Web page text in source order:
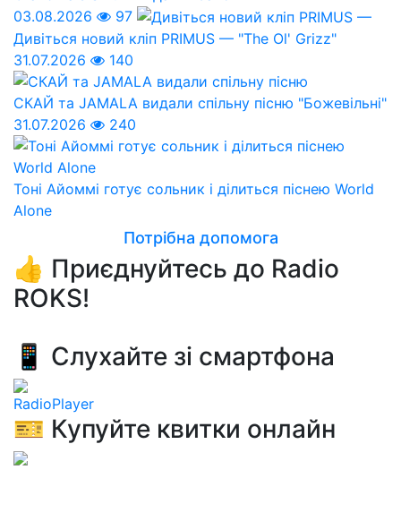
03.08.2026
97
Дивіться новий кліп PRIMUS — "The Ol' Grizz"
31.07.2026
140
СКАЙ та JAMALA видали спільну пісню "Божевільні"
31.07.2026
240
Тоні Айоммі готує сольник і ділиться піснею World
Alone
Потрібна допомога
👍 Приєднуйтесь до Radio
ROKS!
📱 Слухайте зі смартфона
RadioPlayer
🎫 Купуйте квитки онлайн